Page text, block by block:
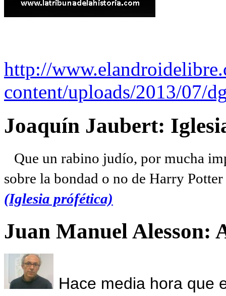
http://
content/uploads/2013/07/
Joaquín Jaubert:
Que un rabino judío, por mucha
sobre la bondad o no de Harry
(Iglesia prófética)
Juan Manuel Alesson:
Hace media hora que